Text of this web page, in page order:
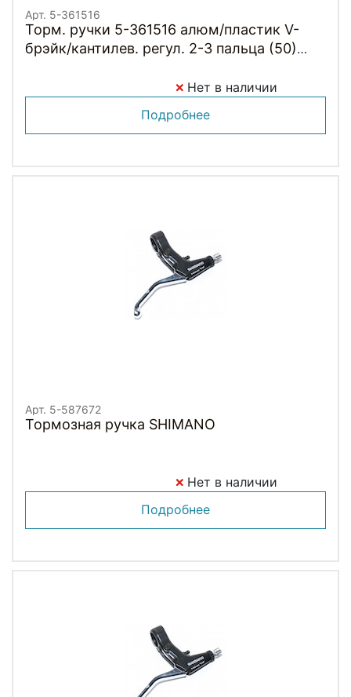
Арт. 5-361516
Торм. ручки 5-361516 алюм/пластик V-
брэйк/кантилев. регул. 2-3 пальца (50)
Нет в наличии
Подробнее
Арт. 5-587672
Тормозная ручка SHIMANO
Нет в наличии
Подробнее